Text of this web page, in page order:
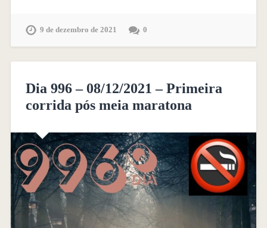
9 de dezembro de 2021 0
Dia 996 – 08/12/2021 – Primeira
corrida pós meia maratona